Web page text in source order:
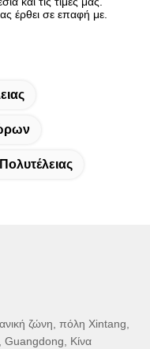
έρθει σε επαφή με.
ζώνη, πόλη Xintang,
Κίνα